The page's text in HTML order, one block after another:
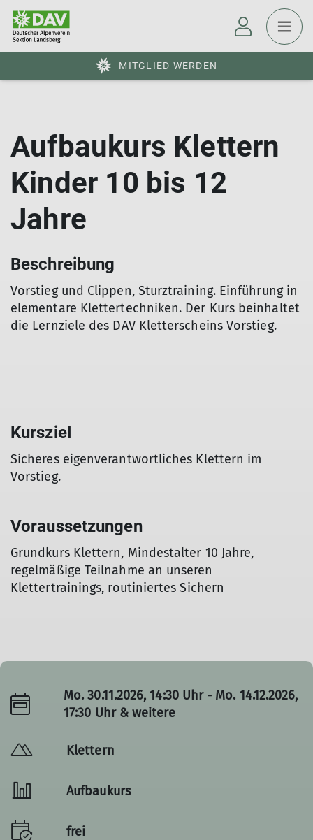
MITGLIED WERDEN
Aufbaukurs Klettern
Kinder 10 bis 12
Jahre
Beschreibung
Vorstieg und Clippen, Sturztraining. Einführung in
elementare Klettertechniken. Der Kurs beinhaltet
die Lernziele des DAV Kletterscheins Vorstieg.
Kursziel
Sicheres eigenverantwortliches Klettern im
Vorstieg.
Voraussetzungen
Grundkurs Klettern, Mindestalter 10 Jahre,
regelmäßige Teilnahme an unseren
Klettertrainings, routiniertes Sichern
Mo. 30.11.2026, 14:30 Uhr - Mo. 14.12.2026,
17:30 Uhr & weitere
Klettern
Aufbaukurs
frei